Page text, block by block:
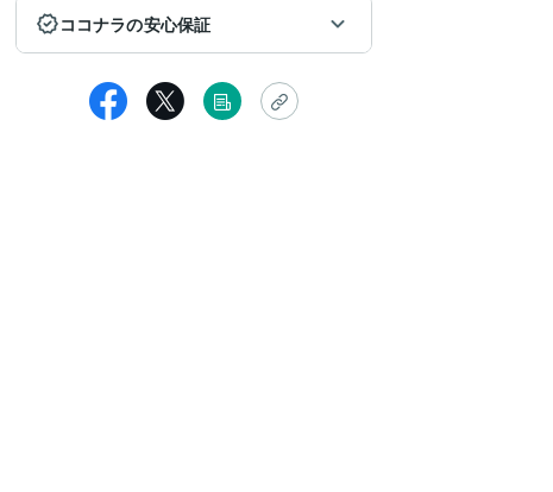
ココナラの安心保証